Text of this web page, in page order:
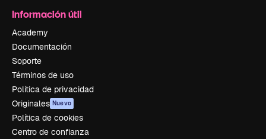
Información útil
Academy
Documentación
Soporte
Términos de uso
Política de privacidad
Originales Nuevo
Política de cookies
Centro de confianza